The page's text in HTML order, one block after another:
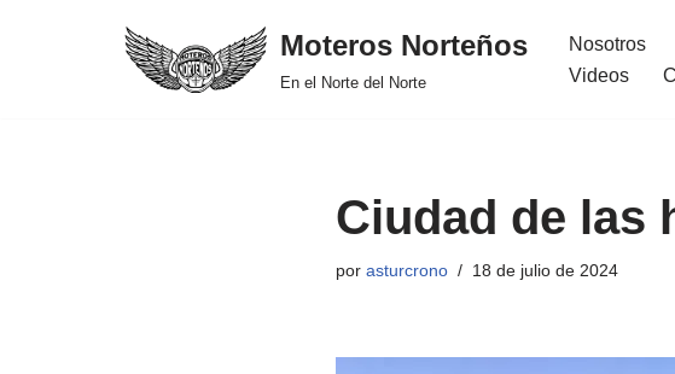
Moteros Norteños
En el Norte del Norte
Nosotros
Videos
Ciudad de las
por asturcrono 18 de julio de 2024